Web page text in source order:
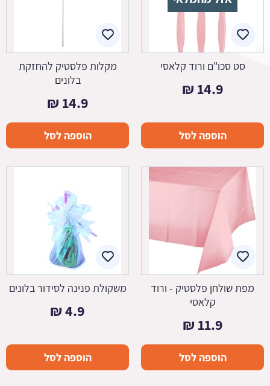
סט סכו"ם ורוד קלאסי
14.9
₪
הוספה לסל
מקלות פלסטיק להחזקת
בלונים
14.9
₪
הוספה לסל
מפת שולחן פלסטיק - ורוד
קלאסי
11.9
₪
הוספה לסל
משקולת פנינה לסידור בלונים
4.9
₪
הוספה לסל